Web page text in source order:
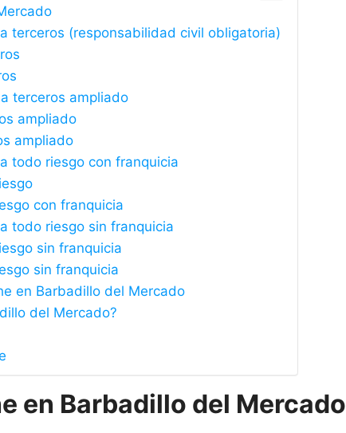
terceros (responsabilidad civil obligatoria)
terceros ampliado
ampliado
ampliado
todo riesgo con franquicia
con franquicia
todo riesgo sin franquicia
sin franquicia
sin franquicia
en Barbadillo del Mercado
del Mercado?
en Barbadillo del Mercado